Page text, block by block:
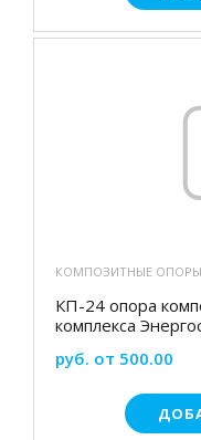
КОМПОЗИТНЫЕ
КП-24 опора
комплекса
руб. от 500.00